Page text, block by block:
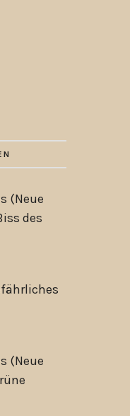
(Neue
des
(Neue